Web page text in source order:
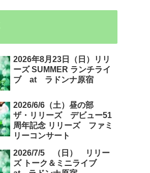
2026年8月23日（日）リリ
ーズ SUMMER ランチライ
ブ at ラドンナ原宿
2026/6/6（土）昼の部
ザ・リリーズ デビュー51
周年記念 リリーズ ファミ
リーコンサート
2026/7/5 （日） リリー
ズ トーク＆ミニライブ